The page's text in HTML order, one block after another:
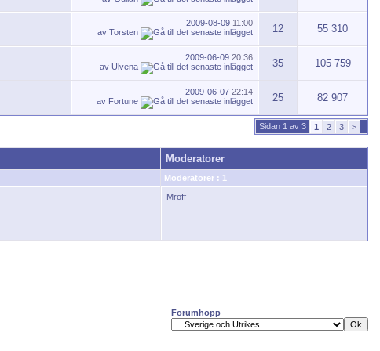
2009-08-09 11:00
av Torsten 12 55 310
2009-06-09 20:36
av Ulvena 35 105 759
2009-06-07 22:14
av Fortune 25 82 907
Sidan 1 av 3 1 2 3 >
Moderatorer
Moderatorer : 1
Mröff
Forumhopp